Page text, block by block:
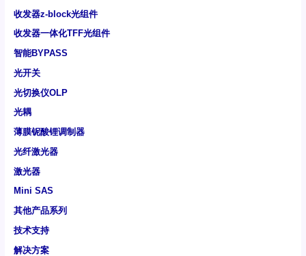
收发器z-block光组件
收发器一体化TFF光组件
智能BYPASS
光开关
光切换仪OLP
光耦
薄膜铌酸锂调制器
光纤激光器
激光器
Mini SAS
其他产品系列
技术支持
解决方案